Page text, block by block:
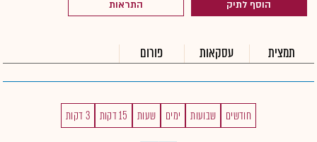
הוסף לתיק התראות
תמצית עסקאות פורום
חודשים שבועות ימים שעות 15 דקות 3 דקות